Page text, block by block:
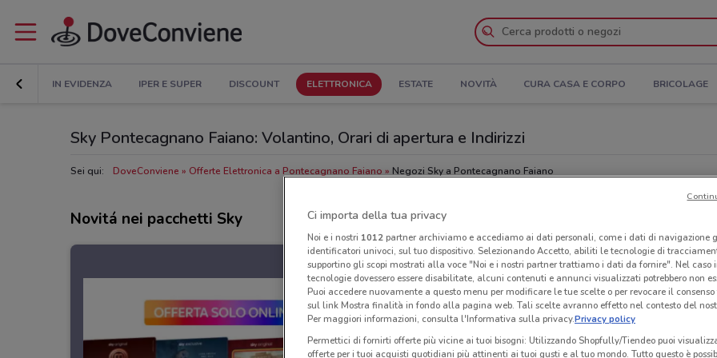
IN EVIDENZA IPER E SUPER DISCOUNT ELETTRONICA ESTATE NOVITÀ CURA CASA E CORPO BRICOLAGE
Sky Pontecagnano Faiano: Volantino, Orari di apertura e Indirizzi
Sei qui: DoveConviene Offerte Elettronica a Pontecagnano Faiano Negozi Sky a Pontecagnano Faiano
Novitá nei pacchetti Sky Ci importa della tua privacy
Noi e i nostri 1012partner archiviamo e accediamo ai dati personali, come i dati di navigazione
identificatori univoci, sul tuo dispositivo. Selezionando Accetto, abiliti le tecnologie di
supportino gli scopi mostrati alla voce "Noi e i nostri partner trattiamo i dati da fornire". Nel caso
tecnologie dovessero essere disabilitate, alcuni contenuti e annunci visualizzati potrebbero non
Puoi accedere nuovamente a questo menu per modificare le tue scelte o per revocare il
sul link Mostra finalità in fondo alla pagina web. Tali scelte avranno effetto nel contesto del
Per maggiori informazioni, consulta l'Informativa sulla privacy.Privacy policy
Permettici di fornirti offerte più vicine ai tuoi bisogni: Utilizzando Shopfully/Tiendeo puoi
offerte per i tuoi acquisti quotidiani più attinenti ai tuoi gusti e al tuo mondo. Tutto questo è